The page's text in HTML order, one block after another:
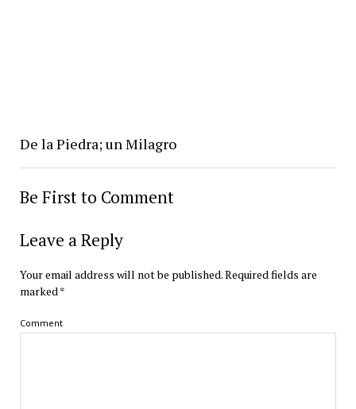
De la Piedra; un Milagro
Be First to Comment
Leave a Reply
Your email address will not be published.Required fields are
marked*
Comment